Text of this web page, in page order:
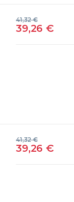
39,26 €
41,32€
39,26 €
41,32€